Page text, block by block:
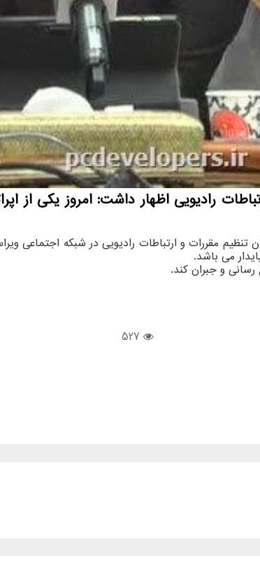
رادیویی اظهار داشت: امروز یکی از
تنظیم مقررات و ارتباطات رادیویی در شبکه اجتماعی
رسانی و جبران کند.
527